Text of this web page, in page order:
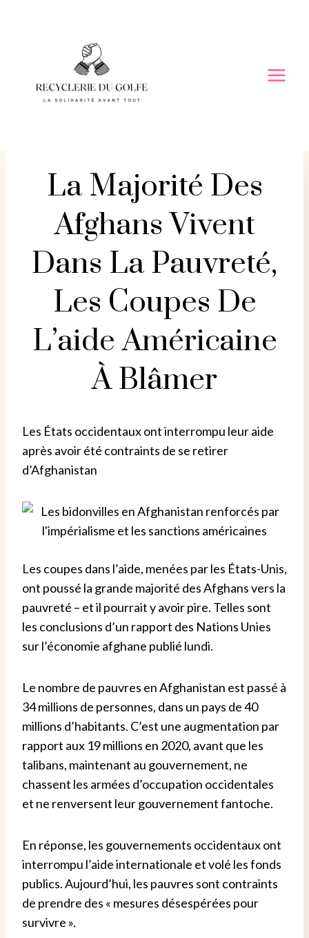
La Majorité Des
Afghans Vivent
Dans La Pauvreté,
Les Coupes De
L’aide Américaine
À Blâmer
Les États occidentaux ont interrompu leur aide
après avoir été contraints de se retirer
d’Afghanistan
Les coupes dans l’aide, menées par les États-Unis,
ont poussé la grande majorité des Afghans vers la
pauvreté – et il pourrait y avoir pire. Telles sont
les conclusions d’un rapport des Nations Unies
sur l’économie afghane publié lundi.
Le nombre de pauvres en Afghanistan est passé à
34 millions de personnes, dans un pays de 40
millions d’habitants. C’est une augmentation par
rapport aux 19 millions en 2020, avant que les
talibans, maintenant au gouvernement, ne
chassent les armées d’occupation occidentales
et ne renversent leur gouvernement fantoche.
En réponse, les gouvernements occidentaux ont
interrompu l’aide internationale et volé les fonds
publics. Aujourd’hui, les pauvres sont contraints
de prendre des « mesures désespérées pour
survivre ».